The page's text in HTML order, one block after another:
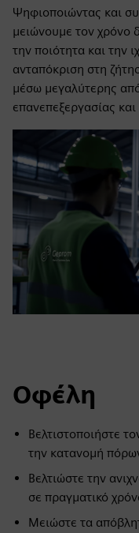
Ψηφιοποιώντας και
μειώνουμε τον χρόνο
την ποιότητα και την
ανταπόκριση στη
μέσω μεγαλύτερης
επανεπεξεργασίας
Οφέλη
Βελτιστοποιήστε
την κατανομή
Βελτιώστε την
σε πραγματικό
Μειώστε τα